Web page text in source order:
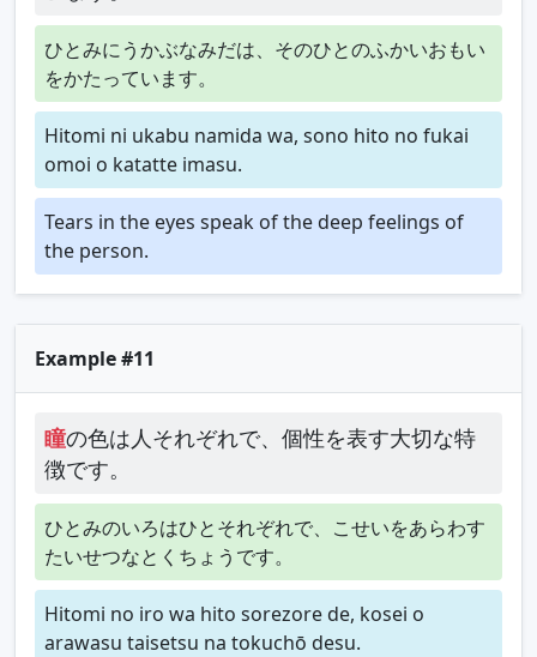
ひとみにうかぶなみだは、そのひとのふかいおもい
をかたっています。
Hitomi ni ukabu namida wa, sono hito no fukai
omoi o katatte imasu.
Tears in the eyes speak of the deep feelings of
the person.
Example #11
瞳の色は人それぞれで、個性を表す大切な特
徴です。
ひとみのいろはひとそれぞれで、こせいをあらわす
たいせつなとくちょうです。
Hitomi no iro wa hito sorezore de, kosei o
arawasu taisetsu na tokuchō desu.